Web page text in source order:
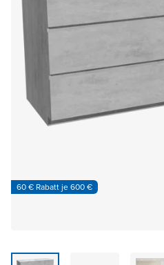
60 € Rabatt je 600 €